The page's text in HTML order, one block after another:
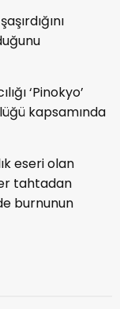
‘Pinokyo’
kapsamında
eseri olan
tahtadan
burnunun